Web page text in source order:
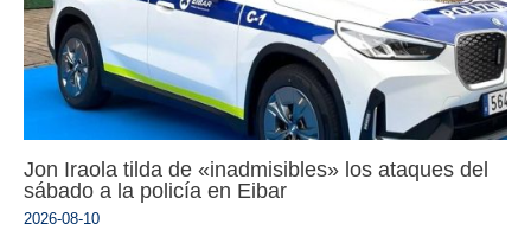
Jon Iraola tilda de «inadmisibles» los ataques del
sábado a la policía en Eibar
2026-08-10